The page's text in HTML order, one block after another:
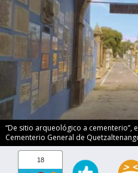
“De sitio arqueológico a cementerio”,
Cementerio General de
18